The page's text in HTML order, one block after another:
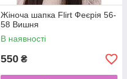
Жіноча шапка Flirt Феєрія 56-
58 Вишня
В наявності
550 ₴